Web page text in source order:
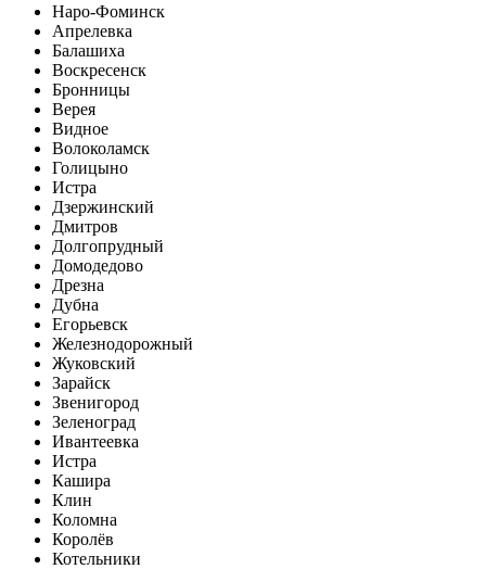
Наро-Фоминск
Апрелевка
Балашиха
Воскресенск
Бронницы
Верея
Видное
Волоколамск
Голицыно
Истра
Дзержинский
Дмитров
Долгопрудный
Домодедово
Дрезна
Дубна
Егорьевск
Железнодорожный
Жуковский
Зарайск
Звенигород
Зеленоград
Ивантеевка
Истра
Кашира
Клин
Коломна
Королёв
Котельники